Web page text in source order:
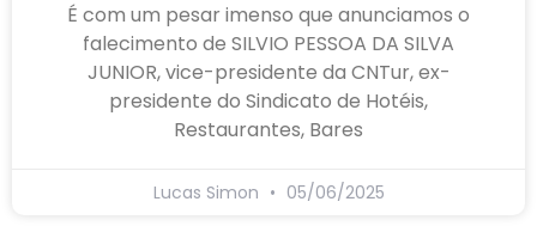
É com um pesar imenso que anunciamos o
falecimento de SILVIO PESSOA DA SILVA
JUNIOR, vice-presidente da CNTur, ex-
presidente do Sindicato de Hotéis,
Restaurantes, Bares
Lucas Simon 05/06/2025